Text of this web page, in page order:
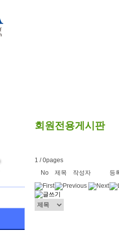
회원전용게시판
1 / 0pages
No
제목 작성자 등